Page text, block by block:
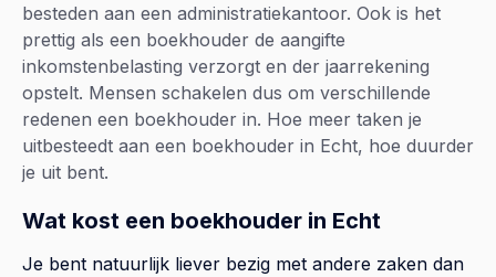
besteden aan een administratiekantoor. Ook is het
prettig als een boekhouder de aangifte
inkomstenbelasting verzorgt en der jaarrekening
opstelt. Mensen schakelen dus om verschillende
redenen een boekhouder in. Hoe meer taken je
uitbesteedt aan een boekhouder in Echt, hoe duurder
je uit bent.
Wat kost een boekhouder in Echt
Je bent natuurlijk liever bezig met andere zaken dan